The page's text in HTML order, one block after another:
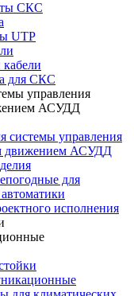
СКС
UTP
для СКС
управления
АСУДД
системы управления
движением АСУДД
для
исполнения